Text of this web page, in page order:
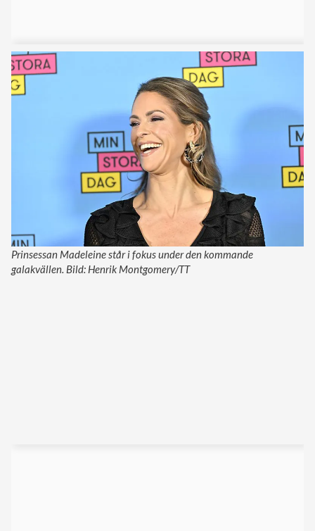
Prinsessan Madeleine står i fokus under den kommande
galakvällen. Bild: Henrik Montgomery/TT